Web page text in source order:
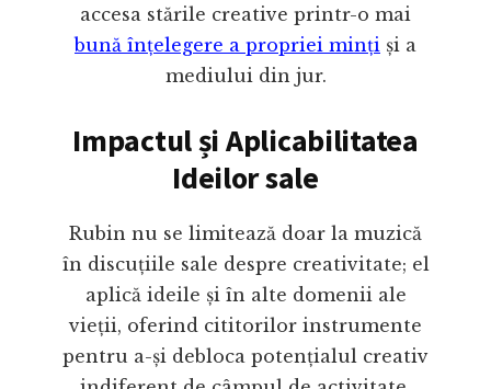
accesa stările creative printr-o mai
bună înțelegere a propriei minți și a
mediului din jur.
Impactul și Aplicabilitatea
Ideilor sale
Rubin nu se limitează doar la muzică
în discuțiile sale despre creativitate; el
aplică ideile și în alte domenii ale
vieții, oferind cititorilor instrumente
pentru a-și debloca potențialul creativ